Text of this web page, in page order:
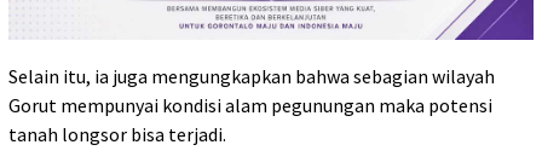
Selain itu, ia juga mengungkapkan bahwa sebagian wilayah
Gorut mempunyai kondisi alam pegunungan maka potensi
tanah longsor bisa terjadi.